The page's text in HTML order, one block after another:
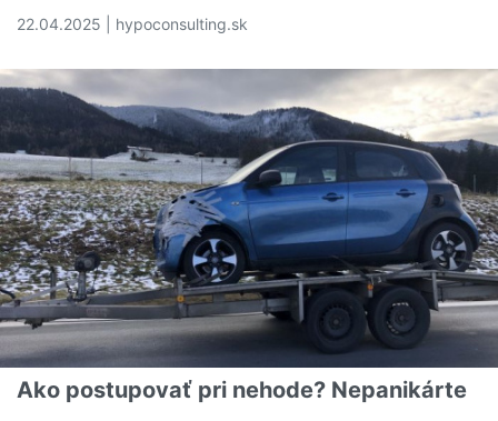
22.04.2025 | hypoconsulting.sk
Ako postupovať pri nehode? Nepanikárte